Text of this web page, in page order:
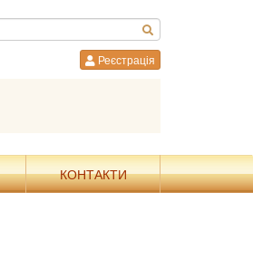
Реєстрація
КОНТАКТИ